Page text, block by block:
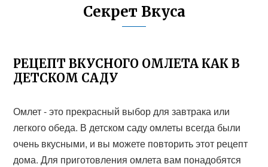
Секрет Вкуса
РЕЦЕПТ ВКУСНОГО ОМЛЕТА КАК В
ДЕТСКОМ САДУ
Омлет - это прекрасный выбор для завтрака или
легкого обеда. В детском саду омлеты всегда были
очень вкусными, и вы можете повторить этот рецепт
дома. Для приготовления омлета вам понадобятся